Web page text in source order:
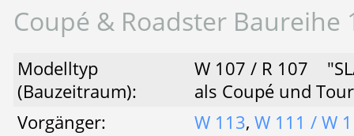
Coupé & Roadster Baureihe
Modelltyp
(Bauzeitraum):
W 107 / R 107
als Coupé und
Vorgänger:
W 113, W 111 / W